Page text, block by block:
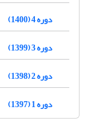
دوره 4 (1400)
دوره 3 (1399)
دوره 2 (1398)
دوره 1 (1397)